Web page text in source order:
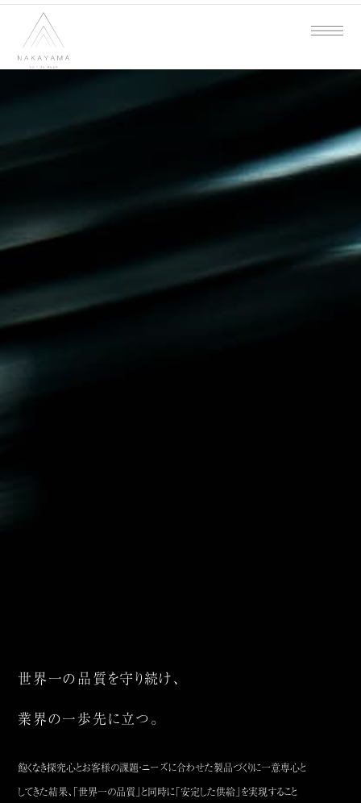
世界一の品質を守り続け、
業界の一歩先に立つ。
飽くなき探究心とお客様の課題・ニーズに合わせた製品づくりに一意専心と
してきた結果、「世界一の品質」と同時に「安定した供給」を実現すること